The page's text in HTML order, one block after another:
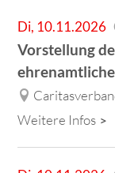
Di, 10.11.2026
Vorstellung
Weitere Infos